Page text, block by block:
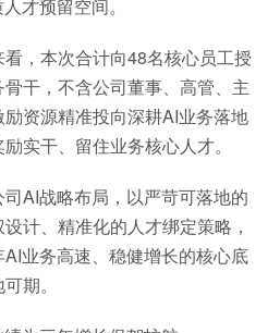
才预留空间。
，本次合计向48名核心员工授
干，不含公司董事、高管、主
资源精准投向深耕AI业务落地
实干、留住业务核心人才。
AI战略布局，以严苛可落地的
计、精准化的人才绑定策略，
业务高速、稳健增长的核心底
期。